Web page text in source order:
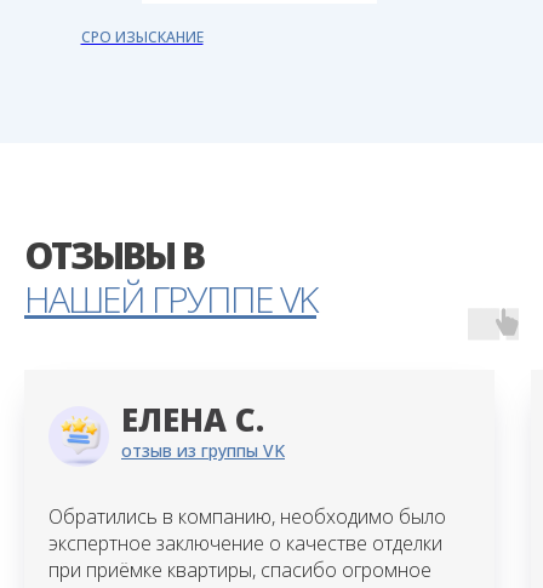
СРО ИЗЫСКАНИЕ
ОТЗЫВЫ В
НАШЕЙ ГРУППЕ VK
ЕЛЕНА С.
отзыв из группы VK
Обратились в компанию, необходимо было
экспертное заключение о качестве отделки
при приёмке квартиры, спасибо огромное